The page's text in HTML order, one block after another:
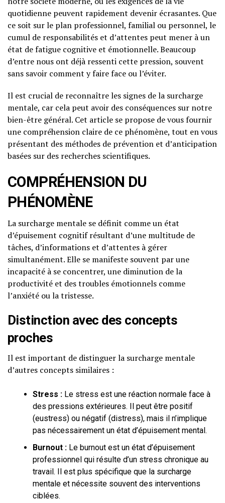
quotidienne peuvent rapidement devenir écrasantes. Que
ce soit sur le plan professionnel, familial ou personnel, le
cumul de responsabilités et d’attentes peut mener à un
état de fatigue cognitive et émotionnelle. Beaucoup
d’entre nous ont déjà ressenti cette pression, souvent
sans savoir comment y faire face ou l’éviter.
Il est crucial de reconnaître les signes de la surcharge
mentale, car cela peut avoir des conséquences sur notre
bien-être général. Cet article se propose de vous fournir
une compréhension claire de ce phénomène, tout en vous
présentant des méthodes de prévention et d’anticipation
basées sur des recherches scientifiques.
COMPRÉHENSION DU
PHÉNOMÈNE
La surcharge mentale se définit comme un état
d’épuisement cognitif résultant d’une multitude de
tâches, d’informations et d’attentes à gérer
simultanément. Elle se manifeste souvent par une
incapacité à se concentrer, une diminution de la
productivité et des troubles émotionnels comme
l’anxiété ou la tristesse.
Distinction avec des concepts
proches
Il est important de distinguer la surcharge mentale
d’autres concepts similaires :
Stress : Le stress est une réaction normale face à
des pressions extérieures. Il peut être positif
(eustress) ou négatif (distress), mais il n’implique
pas nécessairement un état d’épuisement mental.
Burnout : Le burnout est un état d’épuisement
professionnel qui résulte d’un stress chronique au
travail. Il est plus spécifique que la surcharge
mentale et nécessite souvent des interventions
ciblées.